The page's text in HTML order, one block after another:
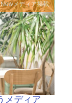
Newメディア掲載
メディア